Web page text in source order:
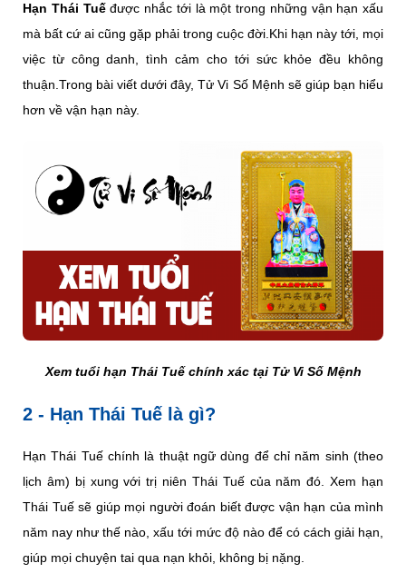
Hạn Thái Tuếđược nhắc tới là một trong những vận hạn xấu
mà bất cứ ai cũng gặp phải trong cuộc đời.Khi hạn này tới, mọi
việc từ công danh, tình cảm cho tới sức khỏe đều không
thuận.Trong bài viết dưới đây, Tử Vi Số Mệnh sẽ giúp bạn hiểu
hơn về vận hạn này.
Xem tuổi hạn Thái Tuế chính xác tại Tử Vi Số Mệnh
2 - Hạn Thái Tuế là gì?
Hạn Thái Tuế chính là thuật ngữ dùng để chỉ năm sinh (theo
lịch âm) bị xung với trị niên Thái Tuế của năm đó. Xem hạn
Thái Tuế sẽ giúp mọi người đoán biết được vận hạn của mình
năm nay như thế nào, xấu tới mức độ nào để có cách giải hạn,
giúp mọi chuyện tai qua nạn khỏi, không bị nặng.